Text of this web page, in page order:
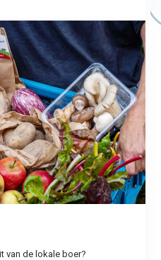
van de lokale boer?